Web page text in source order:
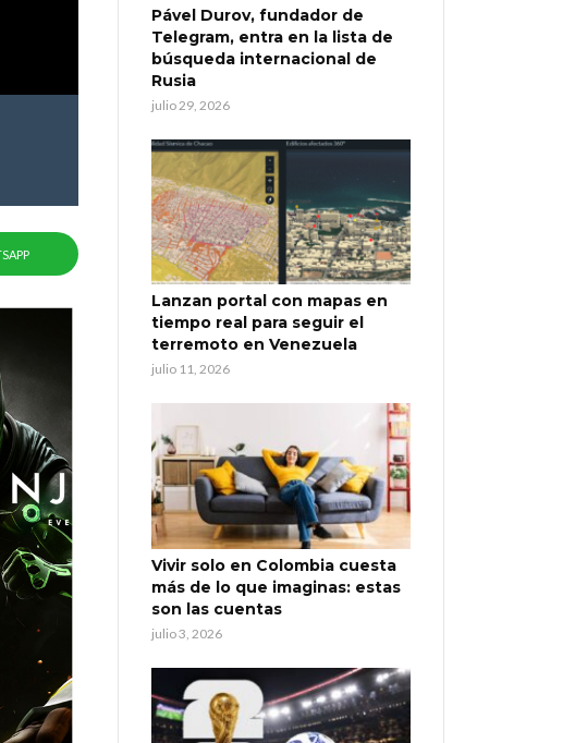
Pável Durov, fundador de
Telegram, entra en la lista de
búsqueda internacional de
Rusia
julio 29, 2026
Lanzan portal con mapas en
tiempo real para seguir el
terremoto en Venezuela
julio 11, 2026
Vivir solo en Colombia cuesta
más de lo que imaginas: estas
son las cuentas
julio 3, 2026